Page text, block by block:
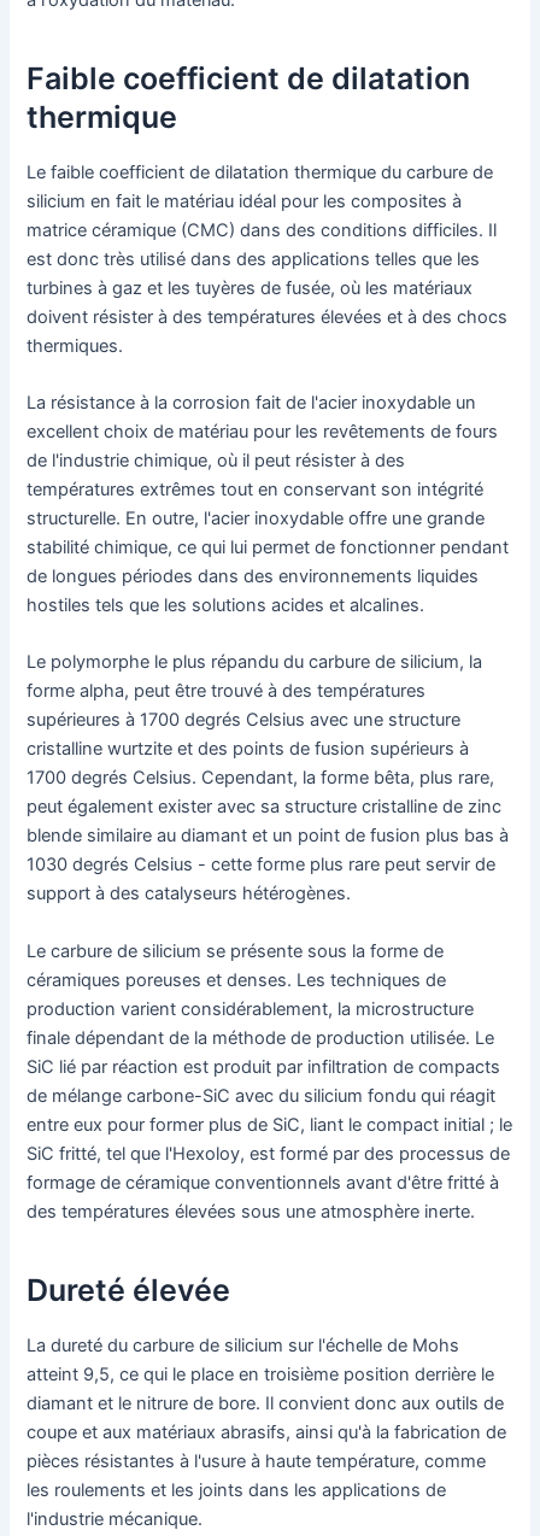
Faible coefficient de dilatation
thermique
Le faible coefficient de dilatation thermique du carbure de
silicium en fait le matériau idéal pour les composites à
matrice céramique (CMC) dans des conditions difficiles. Il
est donc très utilisé dans des applications telles que les
turbines à gaz et les tuyères de fusée, où les matériaux
doivent résister à des températures élevées et à des chocs
thermiques.
La résistance à la corrosion fait de l'acier inoxydable un
excellent choix de matériau pour les revêtements de fours
de l'industrie chimique, où il peut résister à des
températures extrêmes tout en conservant son intégrité
structurelle. En outre, l'acier inoxydable offre une grande
stabilité chimique, ce qui lui permet de fonctionner pendant
de longues périodes dans des environnements liquides
hostiles tels que les solutions acides et alcalines.
Le polymorphe le plus répandu du carbure de silicium, la
forme alpha, peut être trouvé à des températures
supérieures à 1700 degrés Celsius avec une structure
cristalline wurtzite et des points de fusion supérieurs à
1700 degrés Celsius. Cependant, la forme bêta, plus rare,
peut également exister avec sa structure cristalline de zinc
blende similaire au diamant et un point de fusion plus bas à
1030 degrés Celsius - cette forme plus rare peut servir de
support à des catalyseurs hétérogènes.
Le carbure de silicium se présente sous la forme de
céramiques poreuses et denses. Les techniques de
production varient considérablement, la microstructure
finale dépendant de la méthode de production utilisée. Le
SiC lié par réaction est produit par infiltration de compacts
de mélange carbone-SiC avec du silicium fondu qui réagit
entre eux pour former plus de SiC, liant le compact initial ; le
SiC fritté, tel que l'Hexoloy, est formé par des processus de
formage de céramique conventionnels avant d'être fritté à
des températures élevées sous une atmosphère inerte.
Dureté élevée
La dureté du carbure de silicium sur l'échelle de Mohs
atteint 9,5, ce qui le place en troisième position derrière le
diamant et le nitrure de bore. Il convient donc aux outils de
coupe et aux matériaux abrasifs, ainsi qu'à la fabrication de
pièces résistantes à l'usure à haute température, comme
les roulements et les joints dans les applications de
l'industrie mécanique.